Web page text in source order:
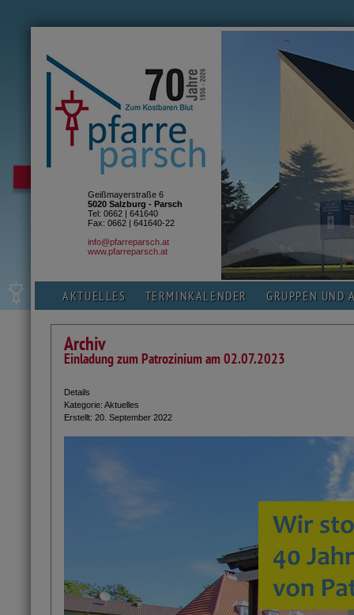
Geißmayerstraße 6
5020 Salzburg - Parsch
Tel: 0662 | 641640
Fax: 0662 | 641640-22
info@pfarreparsch.at
www.pfarreparsch.at
AKTUELLES TERMINKALENDER GRUPPEN UND
Archiv
Einladung zum Patrozinium am 02.07.2023
Details
Kategorie: Aktuelles
Erstellt: 20. September 2022